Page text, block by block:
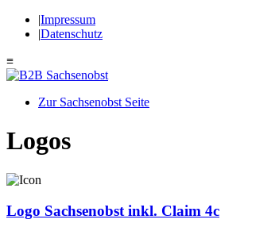
|Impressum
|Datenschutz
≡
Zur Sachsenobst Seite
nach:
Logos
Logo Sachsenobst inkl. Claim 4c